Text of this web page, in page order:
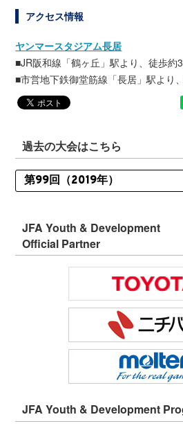
アクセス情報
ヤンマースタジアム長居
■JR阪和線「鶴ヶ丘」駅より、徒歩約
■市営地下鉄御堂筋線「長居」駅より
過去の大会はこちら
JFA Youth & Development
Official Partner
JFA Youth & Development